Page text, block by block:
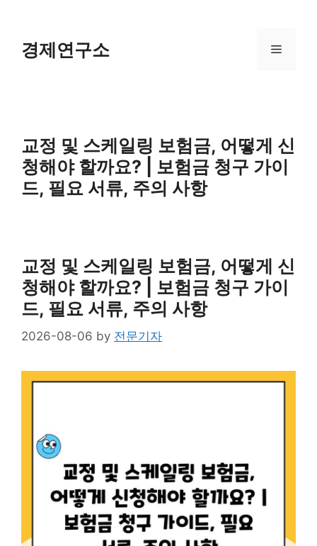
content경제연구소 Menu
교정 및 스케일링 보험금, 어떻게 신
청해야 할까요? | 보험금 청구 가이
드, 필요 서류, 주의 사항
교정 및 스케일링 보험금, 어떻게 신
청해야 할까요? | 보험금 청구 가이
드, 필요 서류, 주의 사항
2026-08-06 by 전문기자